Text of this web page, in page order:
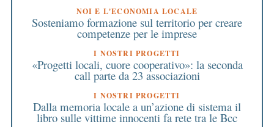
NOI E L'ECONOMIA LOCALE
Sosteniamo formazione sul territorio per creare
competenze per le imprese
I NOSTRI PROGETTI
«Progetti locali, cuore cooperativo»: la seconda
call parte da 23 associazioni
I NOSTRI PROGETTI
Dalla memoria locale a un’azione di sistema il
libro sulle vittime innocenti fa rete tra le Bcc